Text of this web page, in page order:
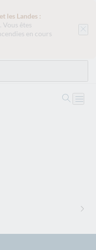
les Landes :
Vous êtes
en cours